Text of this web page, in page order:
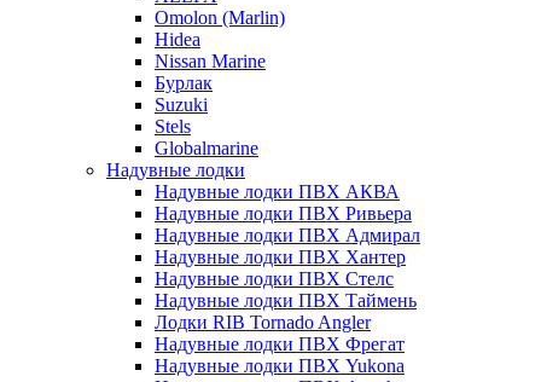
Omolon (Marlin)
Hidea
Nissan Marine
Бурлак
Suzuki
Stels
Globalmarine
Надувные лодки
Надувные лодки ПВХ АКВА
Надувные лодки ПВХ Ривьера
Надувные лодки ПВХ Адмирал
Надувные лодки ПВХ Хантер
Надувные лодки ПВХ Стелс
Надувные лодки ПВХ Таймень
Лодки RIB Tornado Angler
Надувные лодки ПВХ Фрегат
Надувные лодки ПВХ Yukona